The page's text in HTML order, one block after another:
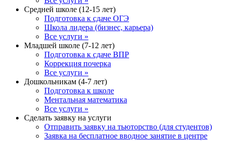
Средней школе (12-15 лет)
Подготовка к сдаче ОГЭ
Школа лидера (бизнес, карьера)
Все услуги »
Младшей школе (7-12 лет)
Подготовка к сдаче ВПР
Коррекция почерка
Все услуги »
Дошкольникам (4-7 лет)
Подготовка к школе
Ментальная математика
Все услуги »
Сделать заявку на услуги
Отправить заявку на тьюторство (для студентов)
Заявка на бесплатное вводное занятие в центре